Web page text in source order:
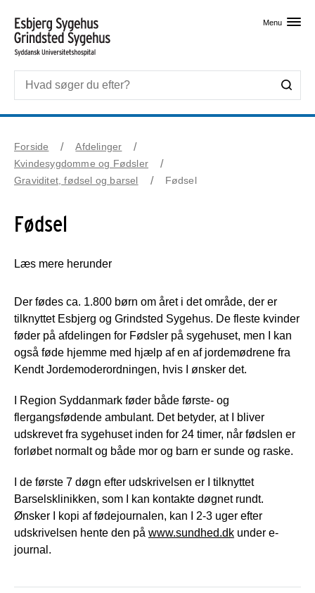
Menu
Forside
Afdelinger
Kvindesygdomme og Fødsler
Graviditet, fødsel og barsel
Fødsel
Fødsel
Læs mere herunder
Der fødes ca. 1.800 børn om året i det område, der er
tilknyttet Esbjerg og Grindsted Sygehus. De fleste kvinder
føder på afdelingen for Fødsler på sygehuset, men I kan
også føde hjemme med hjælp af en af jordemødrene fra
Kendt Jordemoderordningen, hvis I ønsker det.
I Region Syddanmark føder både første- og
flergangsfødende ambulant. Det betyder, at I bliver
udskrevet fra sygehuset inden for 24 timer, når fødslen er
forløbet normalt og både mor og barn er sunde og raske.
I de første 7 døgn efter udskrivelsen er I tilknyttet
Barselsklinikken, som I kan kontakte døgnet rundt.
Ønsker I kopi af fødejournalen, kan I 2-3 uger efter
udskrivelsen hente den på www.sundhed.dk under e-
journal.